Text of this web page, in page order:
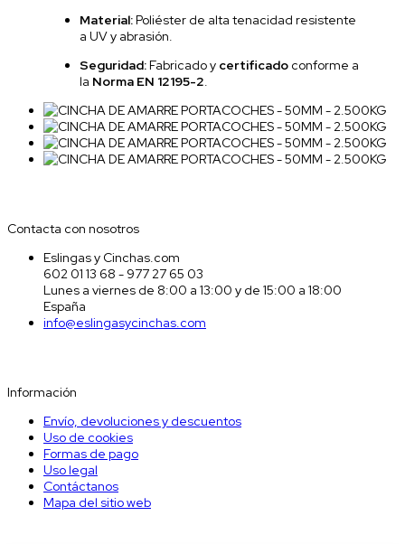
Material:Poliéster de alta tenacidad resistente
a UV y abrasión.
Seguridad:Fabricado y certificado conforme a
la Norma EN 12195-2.
Contacta con nosotros
Eslingas y Cinchas.com
602 01 13 68 - 977 27 65 03
Lunes a viernes de 8:00 a 13:00 y de 15:00 a 18:00
España
info@eslingasycinchas.com
Información
Envío, devoluciones y descuentos
Uso de cookies
Formas de pago
Uso legal
Contáctanos
Mapa del sitio web